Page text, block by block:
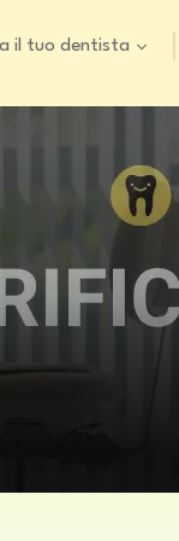
il tuo dentista